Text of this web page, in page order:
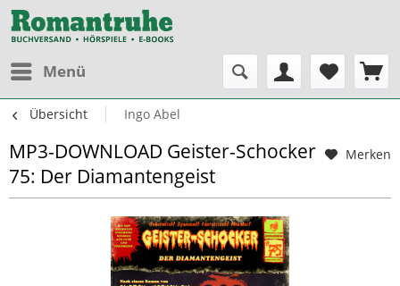
Menü
Übersicht Ingo Abel
Merken
MP3-DOWNLOAD Geister-Schocker
75: Der Diamantengeist